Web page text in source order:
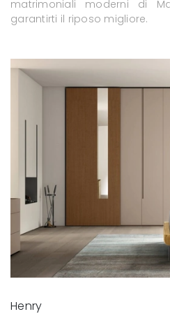
matrimoniali moderni di
garantirti il riposo migliore.
Henry